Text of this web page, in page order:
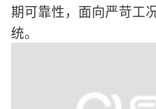
期可靠性，面向严苛工
统。